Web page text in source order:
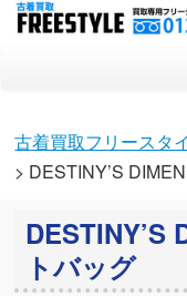
買取システム
会社概要
Q&A
古着買取フリースタ
> DESTINY’S
DESTINY’S
トバッグ